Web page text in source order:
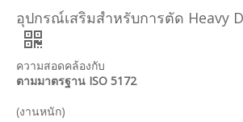
อุปกรณ์เสริมสำหรับการตัด Heavy
ความสอดคล้องกับ
ตามมาตรฐาน ISO 5172
(งานหนัก)